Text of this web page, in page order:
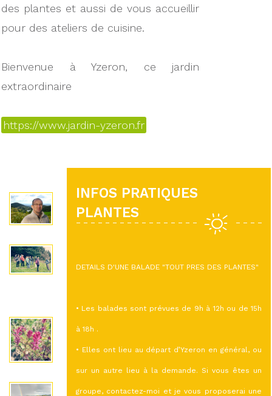
des plantes et aussi de vous accueillir
pour des ateliers de cuisine.
Bienvenue à Yzeron, ce jardin
extraordinaire
https://www.jardin-yzeron.fr
INFOS PRATIQUES
PLANTES
DETAILS D'UNE BALADE "TOUT PRES DES PLANTES"
• Les balades sont prévues de 9h à 12h ou de 15h
à 18h .
• Elles ont lieu au départ d’Yzeron en général, ou
sur un autre lieu à la demande. Si vous êtes un
groupe, contactez-moi et je vous proposerai une